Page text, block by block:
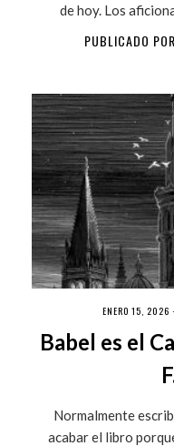
de hoy. Los
PUBLICADO POR
ENERO 15, 2026 ·
Babel es el
Normalmente
acabar el libro